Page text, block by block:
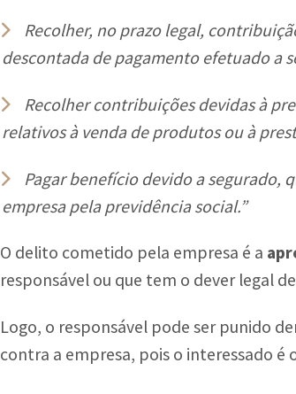
Recolher, no prazo legal,
descontada de pagamento efetuado a
Recolher contribuições devidas à
relativos à venda de produtos ou à
Pagar benefício devido a segurado,
empresa pela previdência social.”
O delito cometido pela empresa é a
responsável ou que tem o dever legal
Logo, o responsável pode ser punido
contra a empresa, pois o interessado é